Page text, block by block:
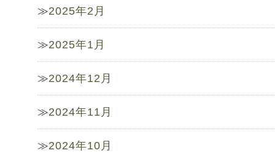
2025年2月
2025年1月
2024年12月
2024年11月
2024年10月